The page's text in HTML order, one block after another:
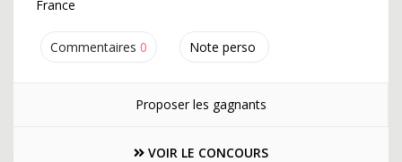
Commentaires 0 Note perso
France
Proposer les gagnants
VOIR LE CONCOURS